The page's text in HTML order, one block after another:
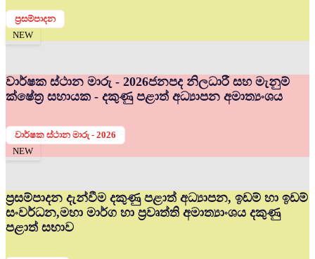
ප්‍රසම්පාදන
NEW
වාර්ෂක ස්ථාන මාරු - 2026ජනපද නිලධාරී සහ මැනුම්
ක්ෂේත්‍ර සහායක - දකුණු පළාත් අධ්‍යාපන අමාත්‍යංශය
වාර්ෂක ස්ථාන මාරු - 2026
NEW
ප්‍රසම්පාදන දැන්වීම දකුණු පළාත් අධ්‍යාපන, ඉඩම් හා ඉඩම්
සංවර්ධන,මහා මාර්ග හා ප්‍රවෘත්ති අමාත්‍යාංශය දකුණු
පළාත් සභාව